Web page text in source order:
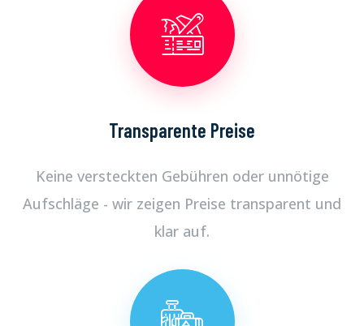
Transparente Preise
Keine versteckten Gebühren oder unnötige
Aufschläge - wir zeigen Preise transparent und
klar auf.